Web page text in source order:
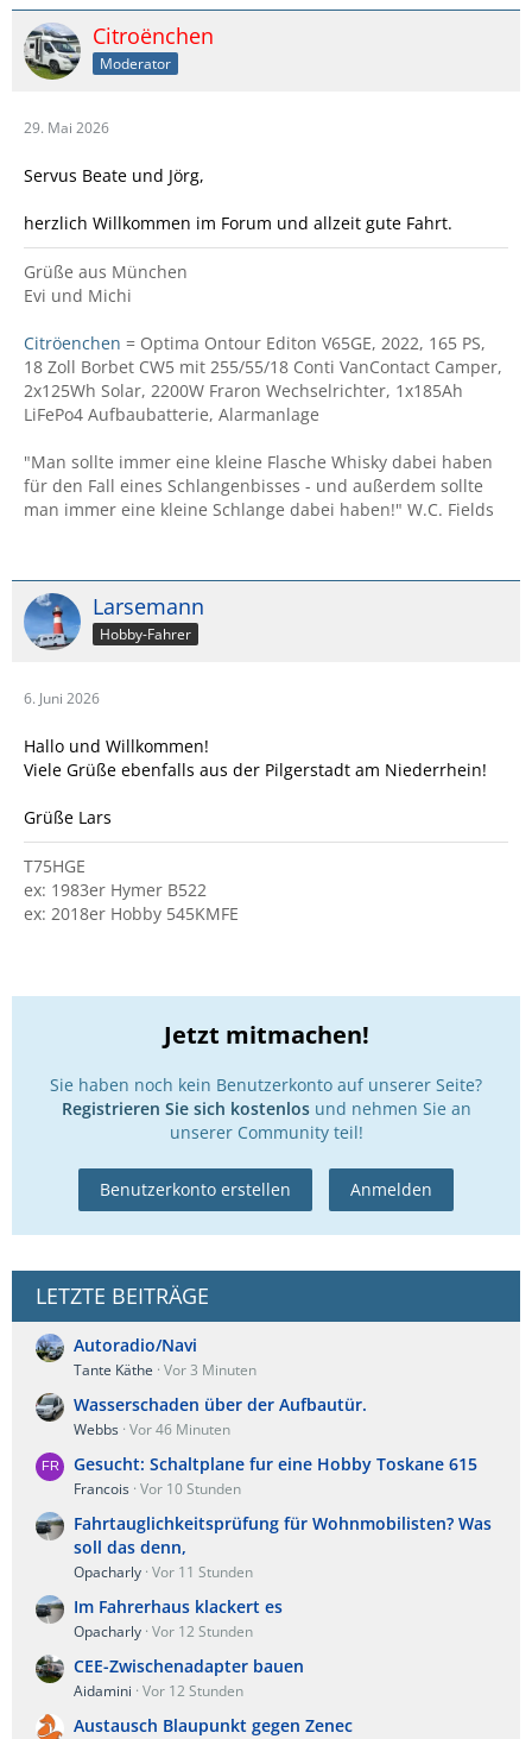
Citroënchen
Moderator
29. Mai 2026
Servus Beate und Jörg,
herzlich Willkommen im Forum und allzeit gute Fahrt.
Grüße aus München
Evi und Michi
Citröenchen = Optima Ontour Editon V65GE, 2022, 165 PS,
18 Zoll Borbet CW5 mit 255/55/18 Conti VanContact Camper,
2x125Wh Solar, 2200W Fraron Wechselrichter, 1x185Ah
LiFePo4 Aufbaubatterie, Alarmanlage
"Man sollte immer eine kleine Flasche Whisky dabei haben
für den Fall eines Schlangenbisses - und außerdem sollte
man immer eine kleine Schlange dabei haben!" W.C. Fields
Larsemann
Hobby-Fahrer
6. Juni 2026
Hallo und Willkommen!
Viele Grüße ebenfalls aus der Pilgerstadt am Niederrhein!
Grüße Lars
T75HGE
ex: 1983er Hymer B522
ex: 2018er Hobby 545KMFE
Jetzt mitmachen!
Sie haben noch kein Benutzerkonto auf unserer Seite?
Registrieren Sie sich kostenlosund nehmen Sie an
unserer Community teil!
Benutzerkonto erstellen Anmelden
LETZTE BEITRÄGE
Autoradio/Navi
Tante Käthe Vor 3 Minuten
Wasserschaden über der Aufbautür.
Webbs Vor 46 Minuten
Gesucht: Schaltplane fur eine Hobby Toskane 615
Francois Vor 10 Stunden
Fahrtauglichkeitsprüfung für Wohnmobilisten? Was
soll das denn,
Opacharly Vor 11 Stunden
Im Fahrerhaus klackert es
Opacharly Vor 12 Stunden
CEE-Zwischenadapter bauen
Aidamini Vor 12 Stunden
Austausch Blaupunkt gegen Zenec